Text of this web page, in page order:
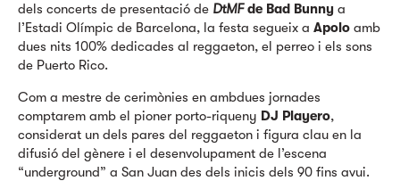
dels concerts de presentació de DtMFde Bad Bunny a
l’Estadi Olímpic de Barcelona, la festa segueix a Apolo amb
dues nits 100% dedicades al reggaeton, el perreo i els sons
de Puerto Rico.
Com a mestre de cerimònies en ambdues jornades
comptarem amb el pioner porto-riqueny DJ Playero,
considerat un dels pares del reggaeton i figura clau en la
difusió del gènere i el desenvolupament de l’escena
“underground” a San Juan des dels inicis dels 90 fins avui.